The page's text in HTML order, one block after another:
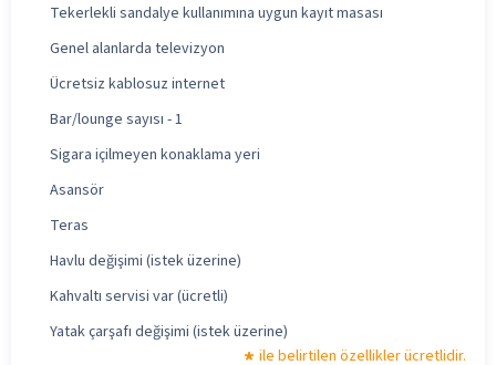
Tekerlekli sandalye kullanımına uygun kayıt masası
Genel alanlarda televizyon
Ücretsiz kablosuz internet
Bar/lounge sayısı - 1
Sigara içilmeyen konaklama yeri
Asansör
Teras
Havlu değişimi (istek üzerine)
Kahvaltı servisi var (ücretli)
Yatak çarşafı değişimi (istek üzerine)
ile belirtilen özellikler ücretlidir.